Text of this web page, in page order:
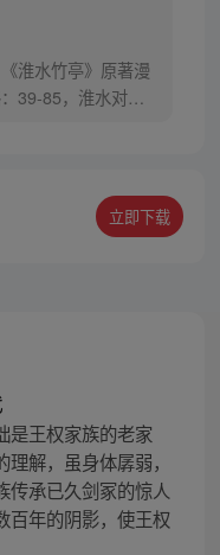
淮水竹亭》原著漫
39-85，淮水对应
立即下载
是王权家族的老家
解，虽身体孱弱，
传承已久剑冢的惊人
百年的阴影，使王权